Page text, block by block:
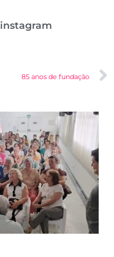
instagram
85 anos de fundação